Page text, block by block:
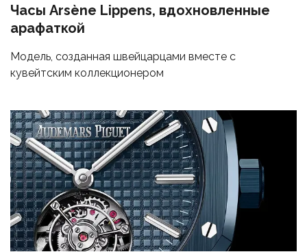
Часы Arsène Lippens, вдохновленные
арафаткой
Модель, созданная швейцарцами вместе с
кувейтским коллекционером